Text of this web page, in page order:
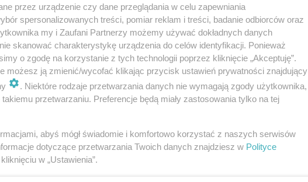
przez urządzenie czy dane przeglądania w celu zapewniania
spersonalizowanych treści, pomiar reklam i treści, badanie odbiorców oraz
my i Zaufani Partnerzy możemy używać dokładnych danych
skanować charakterystykę urządzenia do celów identyfikacji. Ponieważ
o zgodę na korzystanie z tych technologii poprzez kliknięcie „Akceptuję”.
możesz ją zmienić/wycofać klikając przycisk ustawień prywatności znajdujący
. Niektóre rodzaje przetwarzania danych nie wymagają zgody użytkownika,
przetwarzaniu. Preferencje będą miały zastosowania tylko na tej
abyś mógł świadomie i komfortowo korzystać z naszych serwisów
dotyczące przetwarzania Twoich danych znajdziesz w Polityce
w „Ustawienia”.